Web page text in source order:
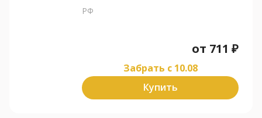
РФ
от 711 ₽
Забрать c 10.08
Купить